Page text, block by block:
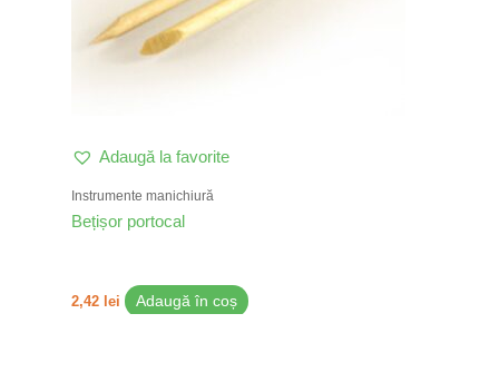
Adaugă la favorite
Instrumente manichiură
Bețișor portocal
2,42 lei Adaugă în coș